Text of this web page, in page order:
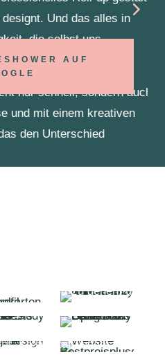
Und das alles in
die selbst uns
schnell, sondern auch
mit einem kreativen
Unterschied
Schritt zu gehen, um
und ihr
AUF